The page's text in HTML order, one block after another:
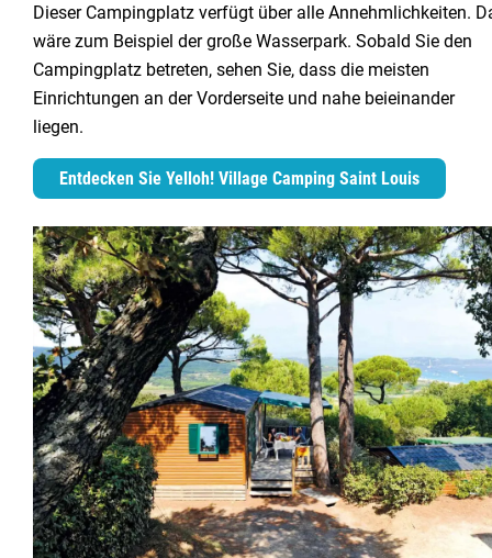
Dieser Campingplatz verfügt über alle Annehmlichkeiten.
wäre zum Beispiel der große Wasserpark. Sobald Sie den
Campingplatz betreten, sehen Sie, dass die meisten
Einrichtungen an der Vorderseite und nahe beieinander
liegen.
Entdecken Sie Yelloh! Village Camping Saint Louis